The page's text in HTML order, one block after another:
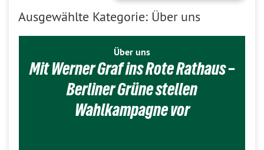
Ausgewählte Kategorie: Über uns
Über uns
Mit Werner Graf ins Rote Rathaus –
Berliner Grüne stellen
Wahlkampagne vor